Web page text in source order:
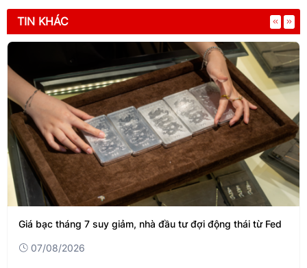
TIN KHÁC
Giá bạc tháng 7 suy giảm, nhà đầu tư đợi động thái từ Fed
07/08/2026